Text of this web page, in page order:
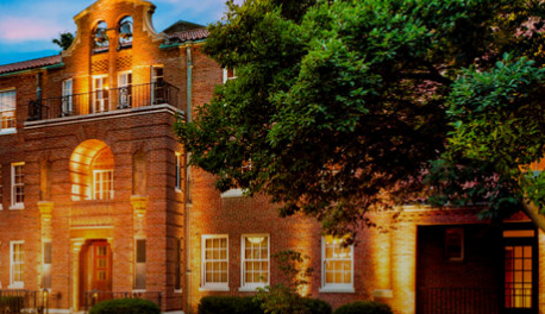
Dentro de una Iglesia
Los Principios Básicos de Scientology
Una Introducción a Dianética
Amor y Odio: ¿Qué es Grandeza?
La Verdad Sobre las Drogas
Unidos por los Derechos Humanos
Comisión de Ciudadanos por los
Derechos Humanos
Ministros Voluntarios de Scientology
Servicios Iniciales